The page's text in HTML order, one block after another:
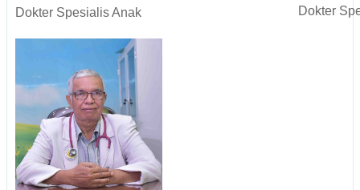
Dokter Spesialis Anak
Dokter